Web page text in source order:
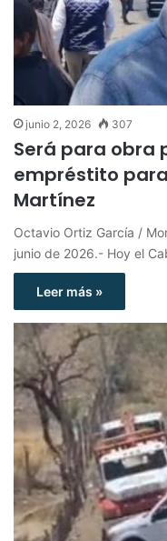
junio 2, 2026 307
Será para obra
empréstito
Martínez
Octavio Ortiz García /
junio de 2026.- Hoy el
Leer más »